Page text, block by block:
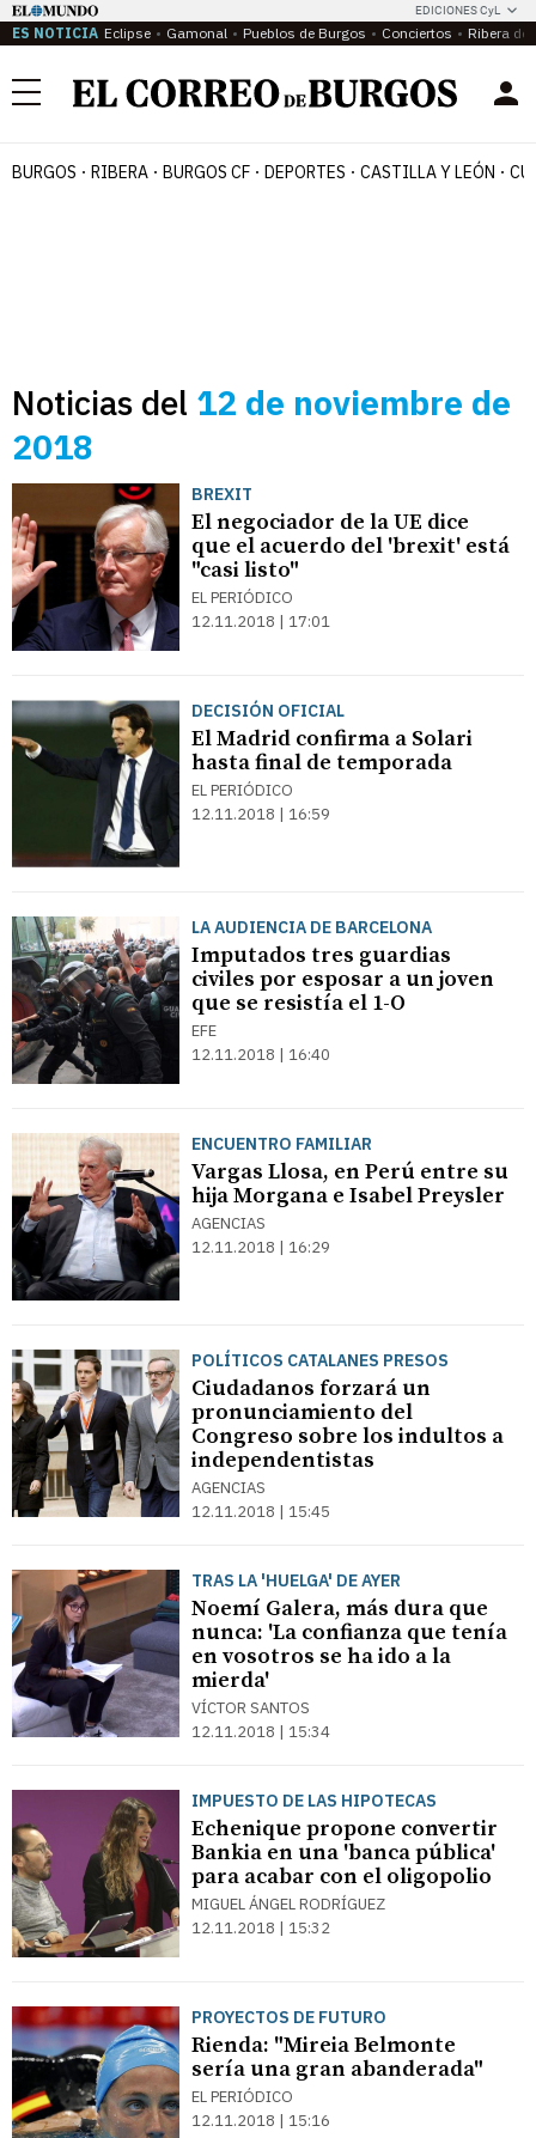
EDICIONES CyL
ES NOTICIA Eclipse Gamonal Pueblos de Burgos Conciertos Ribera del
Menú
BURGOS RIBERA BURGOS CF DEPORTES CASTILLA Y LEÓN
Noticias del 12 de noviembre de
2018
BREXIT
El negociador de la UE dice
que el acuerdo del 'brexit' está
"casi listo"
EL PERIÓDICO
12.11.2018 | 17:01
DECISIÓN OFICIAL
El Madrid confirma a Solari
hasta final de temporada
EL PERIÓDICO
12.11.2018 | 16:59
LA AUDIENCIA DE BARCELONA
Imputados tres guardias
civiles por esposar a un joven
que se resistía el 1-O
EFE
12.11.2018 | 16:40
ENCUENTRO FAMILIAR
Vargas Llosa, en Perú entre su
hija Morgana e Isabel Preysler
AGENCIAS
12.11.2018 | 16:29
POLÍTICOS CATALANES PRESOS
Ciudadanos forzará un
pronunciamiento del
Congreso sobre los indultos a
independentistas
AGENCIAS
12.11.2018 | 15:45
TRAS LA 'HUELGA' DE AYER
Noemí Galera, más dura que
nunca: 'La confianza que tenía
en vosotros se ha ido a la
mierda'
VÍCTOR SANTOS
12.11.2018 | 15:34
IMPUESTO DE LAS HIPOTECAS
Echenique propone convertir
Bankia en una 'banca pública'
para acabar con el oligopolio
MIGUEL ÁNGEL RODRÍGUEZ
12.11.2018 | 15:32
PROYECTOS DE FUTURO
Rienda: "Mireia Belmonte
sería una gran abanderada"
EL PERIÓDICO
12.11.2018 | 15:16